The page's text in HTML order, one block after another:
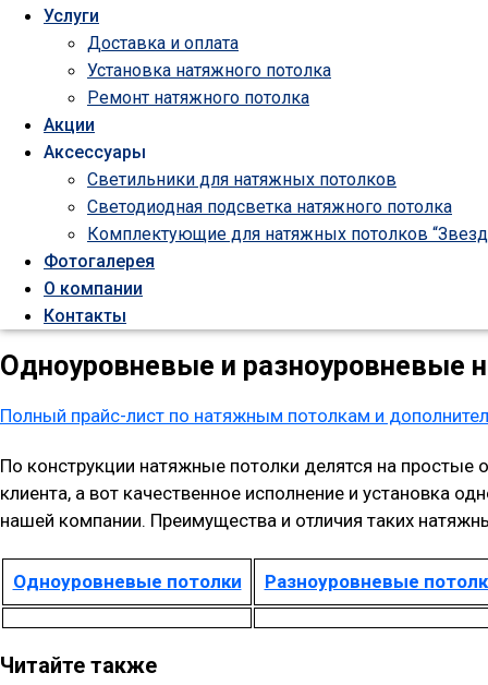
Услуги
Доставка и оплата
Установка натяжного потолка
Ремонт натяжного потолка
Акции
Аксессуары
Светильники для натяжных потолков
Светодиодная подсветка натяжного потолка
Комплектующие для натяжных потолков
Фотогалерея
О компании
Контакты
Одноуровневые и разноуровневые
Полный прайс-лист по натяжным потолкам и
По конструкции натяжные потолки делятся на
клиента, а вот качественное исполнение и установка
нашей компании. Преимущества и отличия таких
Одноуровневые потолки Разноуровневые
Читайте также